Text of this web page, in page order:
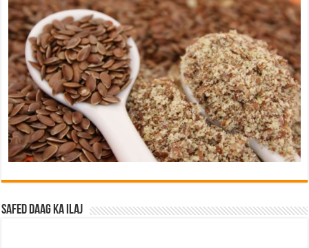
Safed Daag ka ilaj